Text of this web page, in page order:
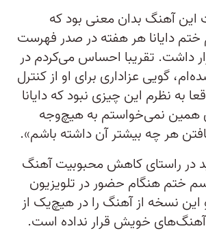
آهنگ بدان معنی بود که
دایانا هر هفته در صدر فهرست
داشت. تقریبا احساس می‌کردم در
گویی عزاداری برای او از کنترل
به نظرم این چیزی نبود که دایانا
همین نمی‌خواستم به هیچ‌وجه
هر چه بیشتر آن داشته باشم».
در راستای کاهش محبوبیت آهنگ
ختم هنگام حضور در تلویزیون
نسخه از آهنگ را در هیچ‌یک از
آهنگ‌های خویش قرار نداده است.